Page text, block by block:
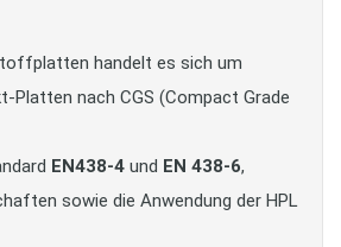
handelt es sich um
Platten nach CGS (Compact Grade
EN438-4 und EN 438-6,
sowie die Anwendung der HPL